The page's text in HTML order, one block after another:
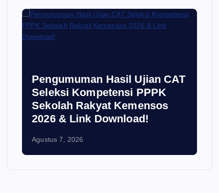
Pengumuman Hasil Ujian CAT
Seleksi Kompetensi PPPK
Sekolah Rakyat Kemensos
2026 & Link Download!
Agustus 7, 2026